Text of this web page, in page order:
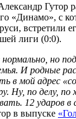
Гутор
«Динамо», с
встретили
лиги (0:0).
но
И родные
в мой адрес
Ну, по делу,
12 ударов в
в выпуске